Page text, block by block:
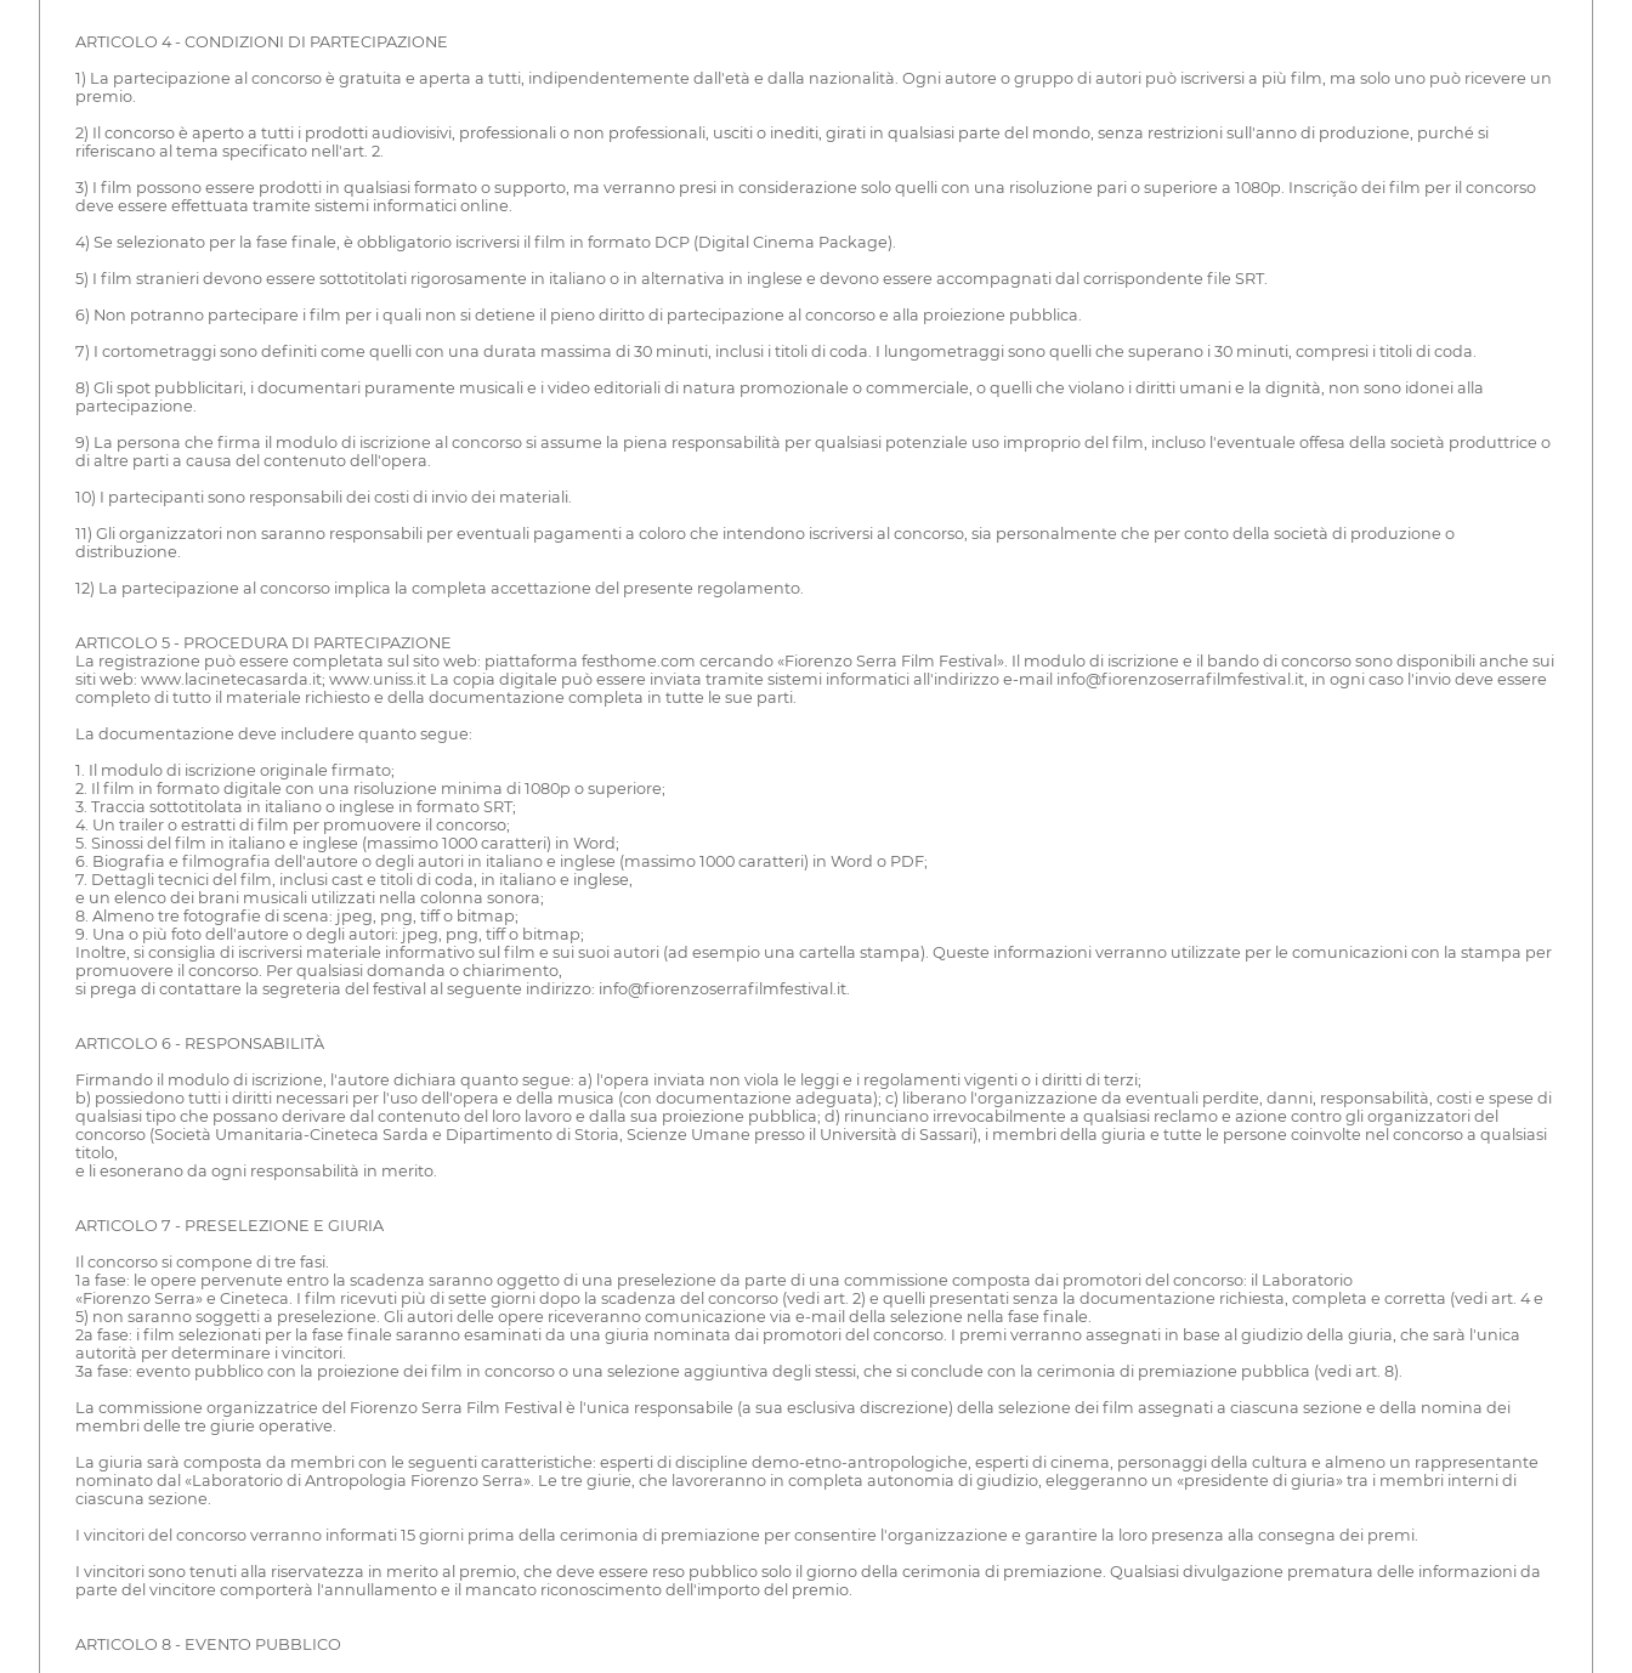
ARTICOLO 4 - CONDIZIONI DI PARTECIPAZIONE
1) La partecipazione al concorso è gratuita e aperta a tutti, indipendentemente dall'età e dalla nazionalità. Ogni autore o gruppo di autori può iscriversi a più film, ma solo uno può ricevere un
premio.
2) Il concorso è aperto a tutti i prodotti audiovisivi, professionali o non professionali, usciti o inediti, girati in qualsiasi parte del mondo, senza restrizioni sull'anno di produzione, purché si
riferiscano al tema specificato nell'art. 2.
3) I film possono essere prodotti in qualsiasi formato o supporto, ma verranno presi in considerazione solo quelli con una risoluzione pari o superiore a 1080p. Inscrição dei film per il concorso
deve essere effettuata tramite sistemi informatici online.
4) Se selezionato per la fase finale, è obbligatorio iscriversi il film in formato DCP (Digital Cinema Package).
5) I film stranieri devono essere sottotitolati rigorosamente in italiano o in alternativa in inglese e devono essere accompagnati dal corrispondente file SRT.
6) Non potranno partecipare i film per i quali non si detiene il pieno diritto di partecipazione al concorso e alla proiezione pubblica.
7) I cortometraggi sono definiti come quelli con una durata massima di 30 minuti, inclusi i titoli di coda. I lungometraggi sono quelli che superano i 30 minuti, compresi i titoli di coda.
8) Gli spot pubblicitari, i documentari puramente musicali e i video editoriali di natura promozionale o commerciale, o quelli che violano i diritti umani e la dignità, non sono idonei alla
partecipazione.
9) La persona che firma il modulo di iscrizione al concorso si assume la piena responsabilità per qualsiasi potenziale uso improprio del film, incluso l'eventuale offesa della società produttrice o
di altre parti a causa del contenuto dell'opera.
10) I partecipanti sono responsabili dei costi di invio dei materiali.
11) Gli organizzatori non saranno responsabili per eventuali pagamenti a coloro che intendono iscriversi al concorso, sia personalmente che per conto della società di produzione o
distribuzione.
12) La partecipazione al concorso implica la completa accettazione del presente regolamento.
ARTICOLO 5 - PROCEDURA DI PARTECIPAZIONE
La registrazione può essere completata sul sito web: piattaforma festhome.com cercando «Fiorenzo Serra Film Festival». Il modulo di iscrizione e il bando di concorso sono disponibili anche sui
siti web: www.lacinetecasarda.it; www.uniss.it La copia digitale può essere inviata tramite sistemi informatici all'indirizzo e-mail info@fiorenzoserrafilmfestival.it, in ogni caso l'invio deve essere
completo di tutto il materiale richiesto e della documentazione completa in tutte le sue parti.
La documentazione deve includere quanto segue:
1. Il modulo di iscrizione originale firmato;
2. Il film in formato digitale con una risoluzione minima di 1080p o superiore;
3. Traccia sottotitolata in italiano o inglese in formato SRT;
4. Un trailer o estratti di film per promuovere il concorso;
5. Sinossi del film in italiano e inglese (massimo 1000 caratteri) in Word;
6. Biografia e filmografia dell'autore o degli autori in italiano e inglese (massimo 1000 caratteri) in Word o PDF;
7. Dettagli tecnici del film, inclusi cast e titoli di coda, in italiano e inglese,
e un elenco dei brani musicali utilizzati nella colonna sonora;
8. Almeno tre fotografie di scena: jpeg, png, tiff o bitmap;
9. Una o più foto dell'autore o degli autori: jpeg, png, tiff o bitmap;
Inoltre, si consiglia di iscriversi materiale informativo sul film e sui suoi autori (ad esempio una cartella stampa). Queste informazioni verranno utilizzate per le comunicazioni con la stampa per
promuovere il concorso. Per qualsiasi domanda o chiarimento,
si prega di contattare la segreteria del festival al seguente indirizzo: info@fiorenzoserrafilmfestival.it.
ARTICOLO 6 - RESPONSABILITÀ
Firmando il modulo di iscrizione, l'autore dichiara quanto segue: a) l'opera inviata non viola le leggi e i regolamenti vigenti o i diritti di terzi;
b) possiedono tutti i diritti necessari per l'uso dell'opera e della musica (con documentazione adeguata); c) liberano l'organizzazione da eventuali perdite, danni, responsabilità, costi e spese di
qualsiasi tipo che possano derivare dal contenuto del loro lavoro e dalla sua proiezione pubblica; d) rinunciano irrevocabilmente a qualsiasi reclamo e azione contro gli organizzatori del
concorso (Società Umanitaria-Cineteca Sarda e Dipartimento di Storia, Scienze Umane presso il Università di Sassari), i membri della giuria e tutte le persone coinvolte nel concorso a qualsiasi
titolo,
e li esonerano da ogni responsabilità in merito.
ARTICOLO 7 - PRESELEZIONE E GIURIA
Il concorso si compone di tre fasi.
1a fase: le opere pervenute entro la scadenza saranno oggetto di una preselezione da parte di una commissione composta dai promotori del concorso: il Laboratorio
«Fiorenzo Serra» e Cineteca. I film ricevuti più di sette giorni dopo la scadenza del concorso (vedi art. 2) e quelli presentati senza la documentazione richiesta, completa e corretta (vedi art. 4 e
5) non saranno soggetti a preselezione. Gli autori delle opere riceveranno comunicazione via e-mail della selezione nella fase finale.
2a fase: i film selezionati per la fase finale saranno esaminati da una giuria nominata dai promotori del concorso. I premi verranno assegnati in base al giudizio della giuria, che sarà l'unica
autorità per determinare i vincitori.
3a fase: evento pubblico con la proiezione dei film in concorso o una selezione aggiuntiva degli stessi, che si conclude con la cerimonia di premiazione pubblica (vedi art. 8).
La commissione organizzatrice del Fiorenzo Serra Film Festival è l'unica responsabile (a sua esclusiva discrezione) della selezione dei film assegnati a ciascuna sezione e della nomina dei
membri delle tre giurie operative.
La giuria sarà composta da membri con le seguenti caratteristiche: esperti di discipline demo-etno-antropologiche, esperti di cinema, personaggi della cultura e almeno un rappresentante
nominato dal «Laboratorio di Antropologia Fiorenzo Serra». Le tre giurie, che lavoreranno in completa autonomia di giudizio, eleggeranno un «presidente di giuria» tra i membri interni di
ciascuna sezione.
I vincitori del concorso verranno informati 15 giorni prima della cerimonia di premiazione per consentire l'organizzazione e garantire la loro presenza alla consegna dei premi.
I vincitori sono tenuti alla riservatezza in merito al premio, che deve essere reso pubblico solo il giorno della cerimonia di premiazione. Qualsiasi divulgazione prematura delle informazioni da
parte del vincitore comporterà l'annullamento e il mancato riconoscimento dell'importo del premio.
ARTICOLO 8 - EVENTO PUBBLICO